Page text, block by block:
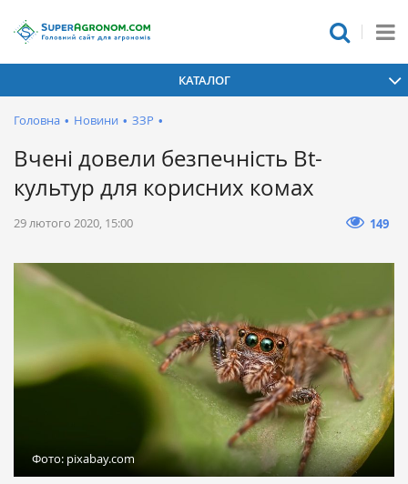
КАТАЛОГ
Головна • Новини • ЗЗР •
Вчені довели безпечність Bt-
культур для корисних комах
29 лютого 2020, 15:00 149
Фото: pixabay.com